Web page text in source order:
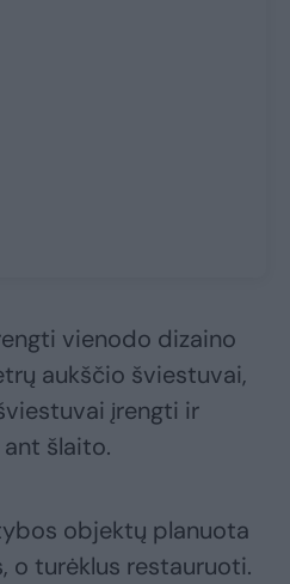
vienodo dizaino
aukščio šviestuvai,
įrengti ir
šlaito.
objektų planuota
o turėklus restauruoti.